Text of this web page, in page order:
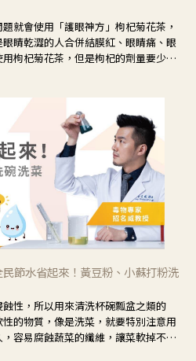
就會使用「護眼神方」枸杞菊花茶，
睛乾澀的人合併結膜紅、眼睛痛、眼
枸杞菊花茶，但是枸杞的劑量要少，
假如單純的眼睛乾澀，結膜沒有紅，
於「陰虛」，就可以使用枸杞、蓮
藥材，效果就更顯著。
民節水省起來！黃豆粉、小蘇打粉洗
性，所以用來清洗杯碗瓢盆之類的
性的物質，像是洗菜，就要特別注意用
容易腐蝕蔬菜的纖維，讓菜軟掉不清